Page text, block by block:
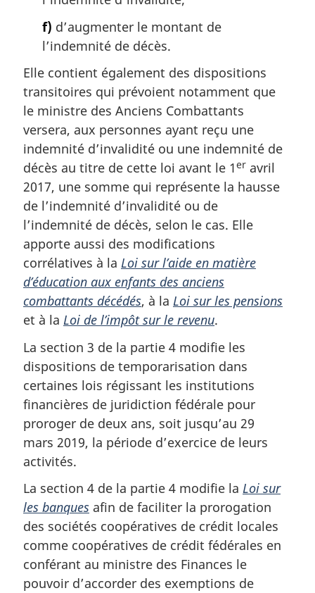
f) d’augmenter le montant de
l’indemnité de décès.
Elle contient également des dispositions
transitoires qui prévoient notamment que
le ministre des Anciens Combattants
versera, aux personnes ayant reçu une
indemnité d’invalidité ou une indemnité de
décès au titre de cette loi avant le 1er avril
2017, une somme qui représente la hausse
de l’indemnité d’invalidité ou de
l’indemnité de décès, selon le cas. Elle
apporte aussi des modifications
corrélatives à la Loi sur l’aide en matière
d’éducation aux enfants des anciens
combattants décédés, à la Loi sur les pensions
et à la Loi de l’impôt sur le revenu.
La section 3 de la partie 4 modifie les
dispositions de temporarisation dans
certaines lois régissant les institutions
financières de juridiction fédérale pour
proroger de deux ans, soit jusqu’au 29
mars 2019, la période d’exercice de leurs
activités.
La section 4 de la partie 4 modifie la Loi sur
les banques afin de faciliter la prorogation
des sociétés coopératives de crédit locales
comme coopératives de crédit fédérales en
conférant au ministre des Finances le
pouvoir d’accorder des exemptions de